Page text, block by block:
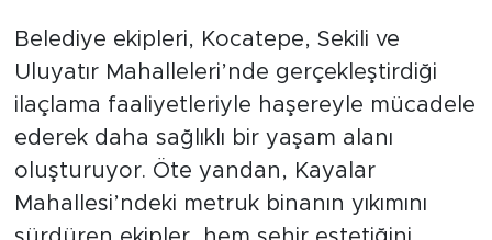
Belediye ekipleri, Kocatepe, Sekili ve
Uluyatır Mahalleleri’nde gerçekleştirdiği
ilaçlama faaliyetleriyle haşereyle mücadele
ederek daha sağlıklı bir yaşam alanı
oluşturuyor. Öte yandan, Kayalar
Mahallesi’ndeki metruk binanın yıkımını